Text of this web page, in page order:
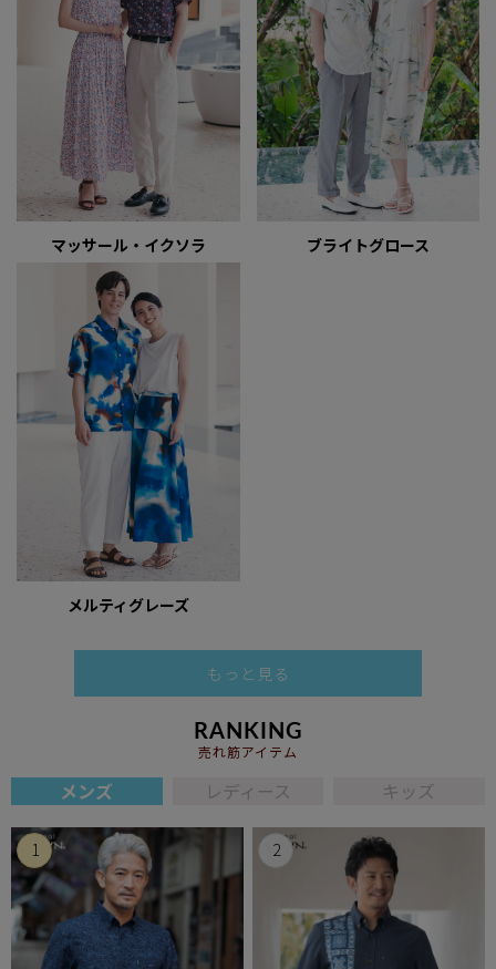
マッサール・イクソラ ブライトグロース
メルティグレーズ
もっと見る
RANKING
売れ筋アイテム
メンズ レディース キッズ